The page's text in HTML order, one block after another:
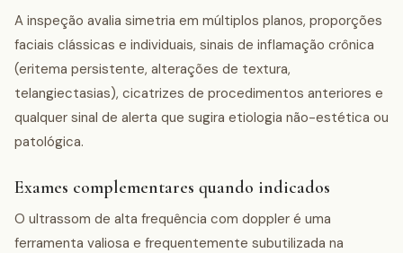
A inspeção avalia simetria em múltiplos planos, proporções
faciais clássicas e individuais, sinais de inflamação crônica
(eritema persistente, alterações de textura,
telangiectasias), cicatrizes de procedimentos anteriores e
qualquer sinal de alerta que sugira etiologia não-estética ou
patológica.
Exames complementares quando indicados
O ultrassom de alta frequência com doppler é uma
ferramenta valiosa e frequentemente subutilizada na